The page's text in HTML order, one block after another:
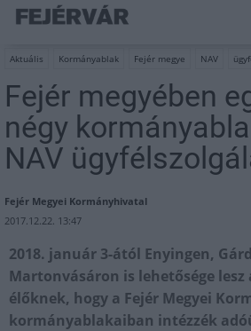
Aktuális Kormányablak Fejér megye NAV
Fejér megyében
négy
NAV
Fejér Megyei Kormányhivatal
2017.12.22. 13:47
2018. január 3-ától Enyingen,
Martonvásáron is lehetősége lesz
élőknek, hogy a Fejér Megyei
kormányablakaiban intézzék